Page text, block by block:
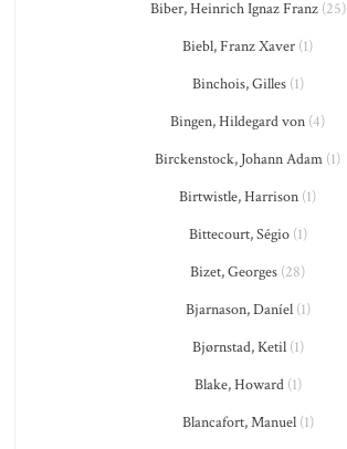
Biber, Heinrich Ignaz Franz(25)
Biebl, Franz Xaver (1)
Binchois, Gilles(1)
Bingen, Hildegard von (4)
Birckenstock, Johann Adam (1)
Birtwistle, Harrison (1)
Bittecourt, Ségio(1)
Bizet, Georges (28)
Bjarnason, Daníel(1)
Bjørnstad, Ketil(1)
Blake, Howard(1)
Blancafort, Manuel(1)